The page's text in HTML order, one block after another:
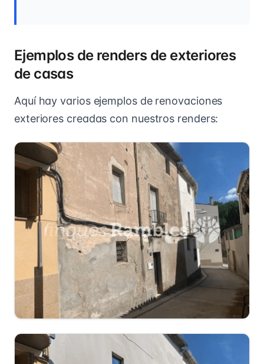
Ejemplos de renders de exteriores
de casas
Aquí hay varios ejemplos de renovaciones
exteriores creadas con nuestros renders: